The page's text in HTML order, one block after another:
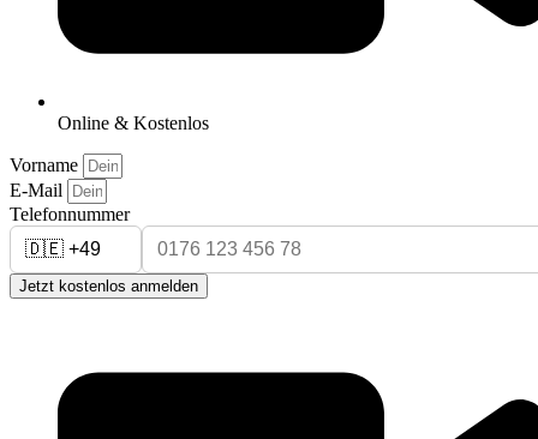
Online & Kostenlos
Vorname
E-Mail
Telefonnummer
Jetzt kostenlos anmelden